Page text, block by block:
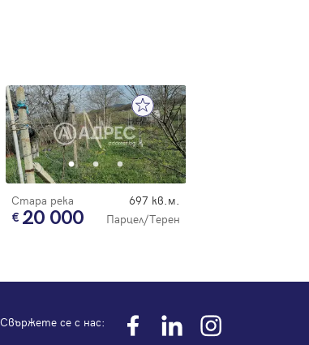
Стара река 697 кв.м.
20 000 Парцел/Терен
Свържете се с нас: